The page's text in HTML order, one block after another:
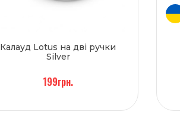
Калауд Lotus на дві ручки
Silver
199грн.